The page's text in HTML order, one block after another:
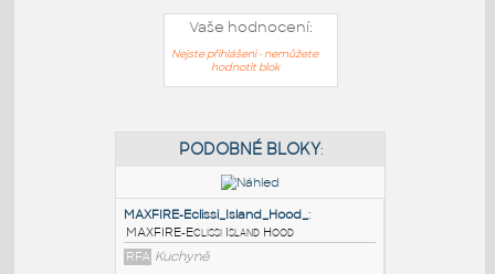
Vaše hodnocení:
Nejste přihlášeni - nemůžete
hodnotit blok